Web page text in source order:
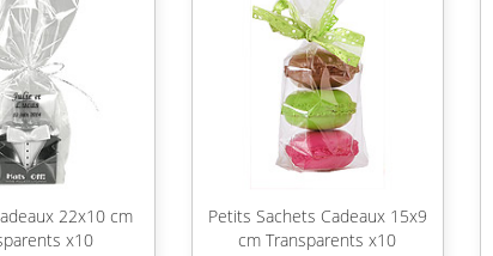
22x10 cm
x10
Petits Sachets Cadeaux 15x9
cm Transparents x10